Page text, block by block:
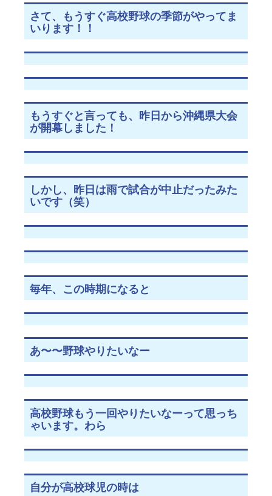
さて、もうすぐ高校野球の季節がやってま
いります！！
もうすぐと言っても、昨日から沖縄県大会
が開幕しました！
しかし、昨日は雨で試合が中止だったみた
いです（笑）
毎年、この時期になると
あ〜〜野球やりたいなー
高校野球もう一回やりたいなーって思っち
ゃいます。わら
自分が高校球児の時は